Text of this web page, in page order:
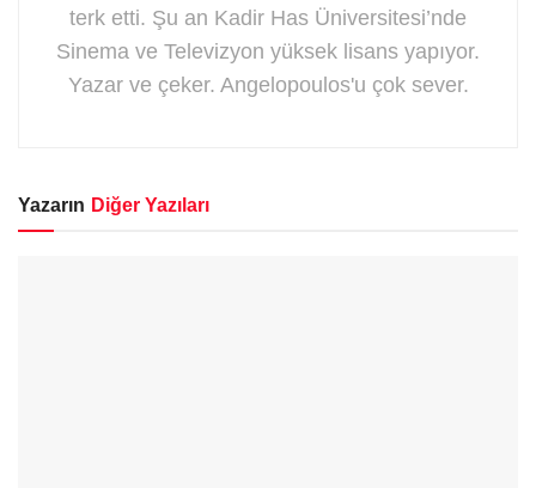
terk etti. Şu an Kadir Has Üniversitesi’nde
Sinema ve Televizyon yüksek lisans yapıyor.
Yazar ve çeker. Angelopoulos'u çok sever.
Yazarın Diğer Yazıları